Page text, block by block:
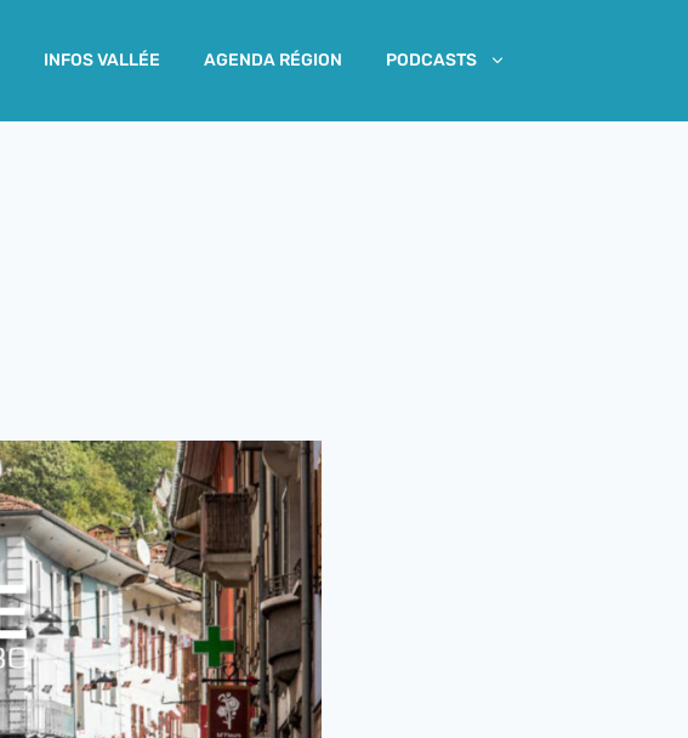
INFOS VALLÉE AGENDA RÉGION PODCASTS